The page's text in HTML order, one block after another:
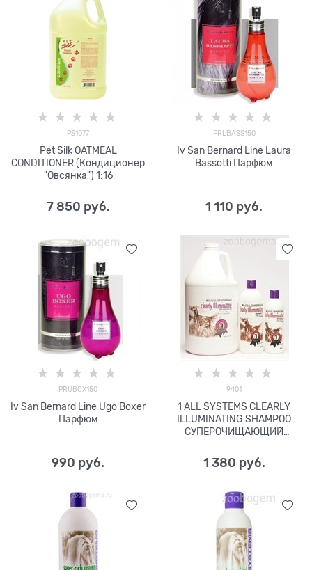
PS1077
Pet Silk OATMEAL
CONDITIONER (Кондиционер
"Овсянка") 1:16
7 850 руб.
PRLBASS150
Iv San Bernard Line Laura
Bassotti Парфюм
1 110 руб.
PRUBOX150
Iv San Bernard Line Ugo Boxer
Парфюм
990 руб.
9401
1 ALL SYSTEMS CLEARLY
ILLUMINATING SHAMPOO
СУПЕРОЧИЩАЮЩИЙ
1 380 руб.